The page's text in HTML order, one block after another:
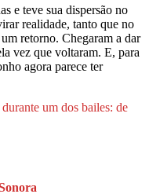
e teve sua dispersão no
realidade, tanto que no
retorno. Chegaram a dar
vez que voltaram. E, para
agora parece ter
um dos bailes: de